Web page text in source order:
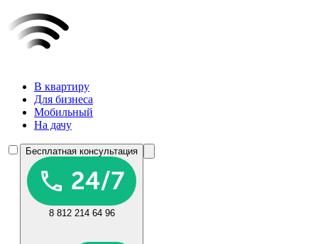
В квартиру
Для бизнеса
Мобильный
На дачу
Бесплатная консультация
8 812 214 64 96